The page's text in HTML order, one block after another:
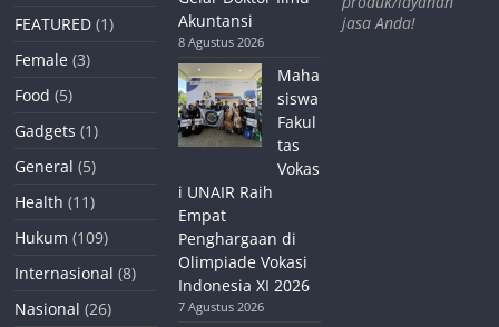
FEATURED (1)
Female (3)
Food (5)
Gadgets (1)
General (5)
Health (11)
Hukum (109)
Internasional (8)
Nasional (26)
Akuntansi
8 Agustus 2026
Maha
siswa
Fakul
tas
Vokas
i UNAIR Raih
Empat
Penghargaan di
Olimpiade Vokasi
Indonesia XI 2026
7 Agustus 2026
jasa Anda!